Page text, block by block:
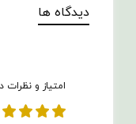
دیدگاه ها
امتیاز و نظرات